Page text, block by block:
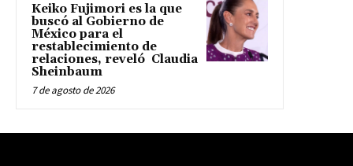
Keiko Fujimori es la que
buscó al Gobierno de
México para el
restablecimiento de
relaciones, reveló Claudia
Sheinbaum
7 de agosto de 2026